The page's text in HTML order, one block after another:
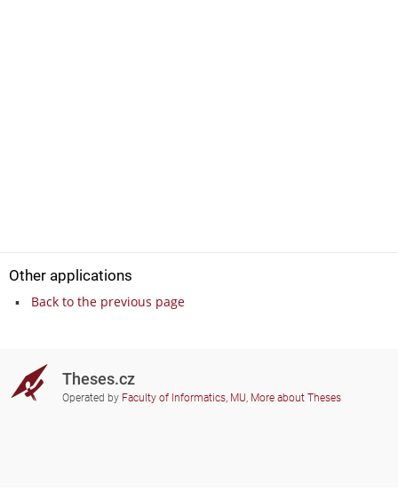
Other applications
Back to the previous page
Theses.cz
Operated by Faculty of Informatics, MU, More about Theses